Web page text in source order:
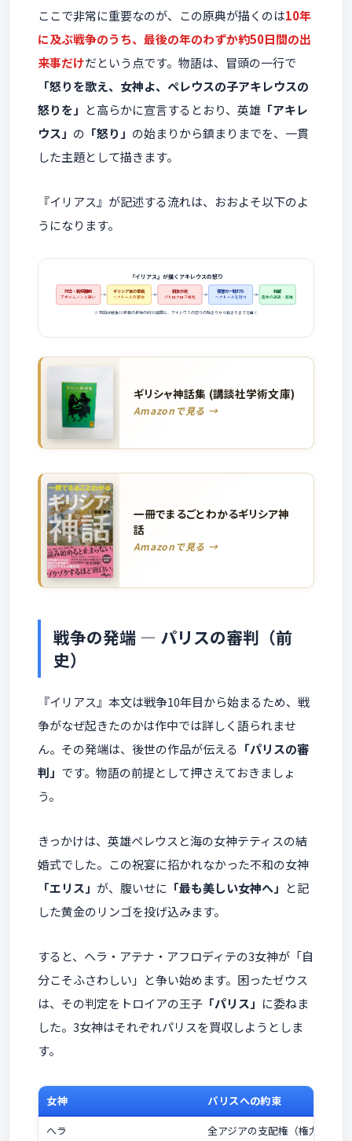
ここで非常に重要なのが、この原典が描くのは10年
に及ぶ戦争のうち、最後の年のわずか約50日間の出
来事だけだという点です。物語は、冒頭の一行で
「怒りを歌え、女神よ、ペレウスの子アキレウスの
怒りを」 と高らかに宣言するとおり、英雄 「アキレ
ウス」 の 「怒り」 の始まりから鎮まりまでを、一貫
した主題として描きます。
『イリアス』が記述する流れは、おおよそ以下のよ
うになります。
『イリアス』が描くアキレウスの怒り
対立・戦線離脱
アガメムノンと諍い
ギリシア軍の苦戦
ヘクトールの猛攻
親友の死
パトロクロス戦死
復讐の一騎打ち
ヘクトールを討つ
和解
遺体の返還・葬儀
※ 物語は戦争10年目の最後の約50日間と、アキレウスの怒りの始まりから鎮まりまでを描く
ギリシャ神話集 (講談社学術文庫)
Amazonで見る →
一冊でまるごとわかるギリシア神
話
Amazonで見る →
戦争の発端 ― パリスの審判（前
史）
『イリアス』本文は戦争10年目から始まるため、戦
争がなぜ起きたのかは作中では詳しく語られませ
ん。その発端は、後世の作品が伝える 「パリスの審
判」 です。物語の前提として押さえておきましょ
う。
きっかけは、英雄ペレウスと海の女神テティスの結
婚式でした。この祝宴に招かれなかった不和の女神
「エリス」 が、腹いせに 「最も美しい女神へ」 と記
した黄金のリンゴを投げ込みます。
すると、ヘラ・アテナ・アフロディテの3女神が「自
分こそふさわしい」と争い始めます。困ったゼウス
は、その判定をトロイアの王子 「パリス」 に委ねま
した。3女神はそれぞれパリスを買収しようとしま
す。
女神
パリスへの約束
ヘラ
全アジアの支配権（権力）